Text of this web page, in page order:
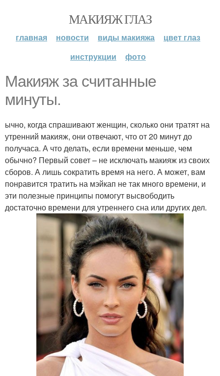
МАКИЯЖ ГЛАЗ
главная новости виды макияжа
цвет глаз
инструкции
фото
Макияж за считанные
минуты.
ычно, когда спрашивают женщин, сколько они тратят на
утренний макияж, они отвечают, что от 20 минут до
получаса. А что делать, если времени меньше, чем
обычно? Первый совет – не исключать макияж из своих
сборов. А лишь сократить время на него. А может, вам
понравится тратить на мэйкап не так много времени, и
эти полезные принципы помогут высвободить
достаточно времени для утреннего сна или других дел.